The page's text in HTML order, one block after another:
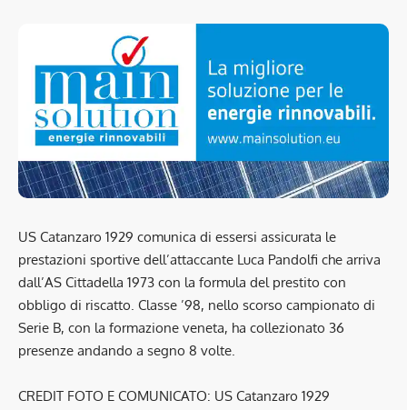
US Catanzaro 1929 comunica di essersi assicurata le
prestazioni sportive dell’attaccante Luca Pandolfi che arriva
dall’AS Cittadella 1973 con la formula del prestito con
obbligo di riscatto. Classe ’98, nello scorso campionato di
Serie B, con la formazione veneta, ha collezionato 36
presenze andando a segno 8 volte.
CREDIT FOTO E COMUNICATO: US Catanzaro 1929